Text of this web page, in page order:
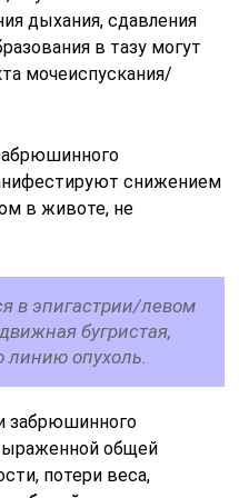
дыхания, сдавления
в тазу могут
мочеиспускания/
снижением
в животе, не
в эпигастрии/левом
бугристая,
линию опухоль.
забрюшинного
общей
потери веса,